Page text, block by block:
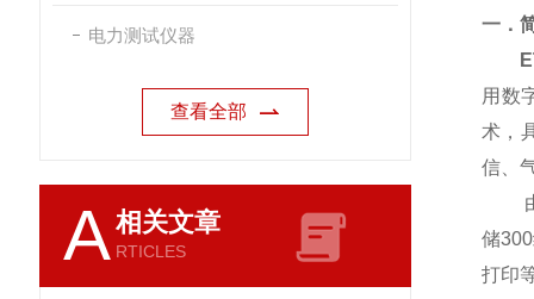
电力测试仪器
查看全部
A相关文章
RTICLES
一．
用数
术，
信、
储
打印